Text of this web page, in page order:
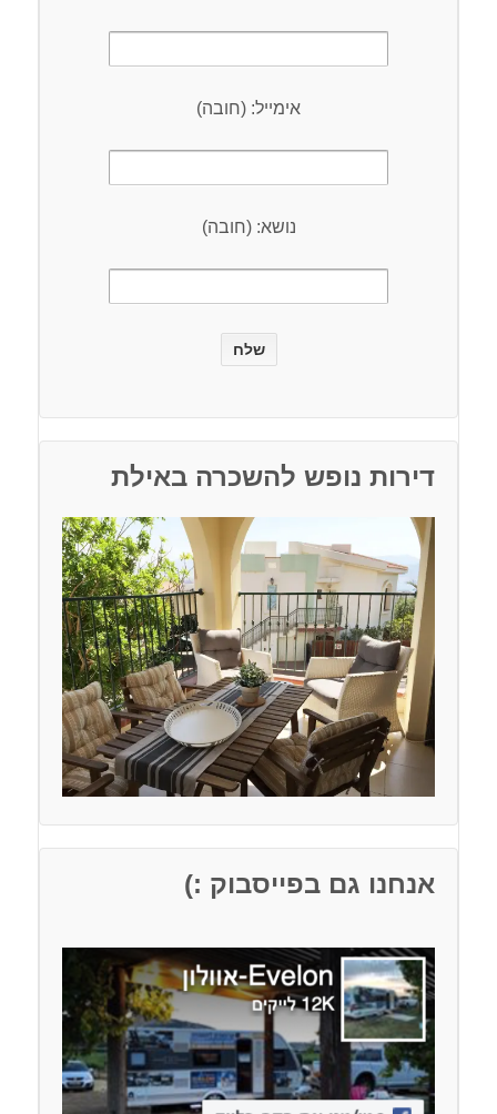
אימייל: (חובה)
נושא: (חובה)
דירות נופש להשכרה באילת
אנחנו גם בפייסבוק :)